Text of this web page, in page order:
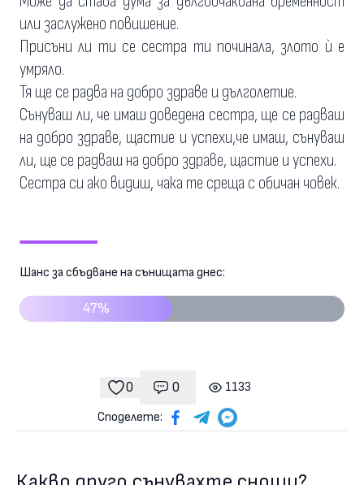
или заслужено повишение.
Присъни ли ти се сестра ти починала, злото ѝ е
умряло.
Тя ще се радва на добро здраве и дълголетие.
Сънуваш ли, че имаш доведена сестра, ще се радваш
на добро здраве, щастие и успехи,че имаш, сънуваш
ли, ще се радваш на добро здраве, щастие и успехи.
Сестра си ако видиш, чака те среща с обичан човек.
Шанс за сбъдване на сънищата днес:
47%
0
харесвания
0
Коментари
1133
гледания
Споделете: